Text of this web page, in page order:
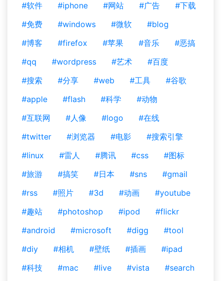
#软件
#iphone #网站 #广告
#下载
#免费
#windows #微软
#blog
#博客
#firefox #苹果 #音乐
#恶搞
#qq
#wordpress #艺术
#百度
#搜索
#分享 #web #工具
#谷歌
#apple
#flash #科学
#动物
#互联网
#人像 #logo
#在线
#twitter
#浏览器 #电影
#搜索引擎
#linux
#雷人 #腾讯 #css
#图标
#旅游
#搞笑 #日本 #sns
#gmail
#rss
#照片 #3d #动画
#youtube
#趣站
#photoshop #ipod
#flickr
#android
#microsoft #digg
#tool
#diy
#相机 #壁纸 #插画
#ipad
#科技
#mac #live #vista
#search